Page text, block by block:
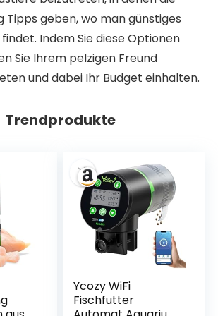
Tipps geben, wo man günstiges
Indem Sie diese Optionen
Sie Ihrem pelzigen Freund
und dabei Ihr Budget einhalten.
Trendprodukte
Ycozy WiFi
Fischfutter